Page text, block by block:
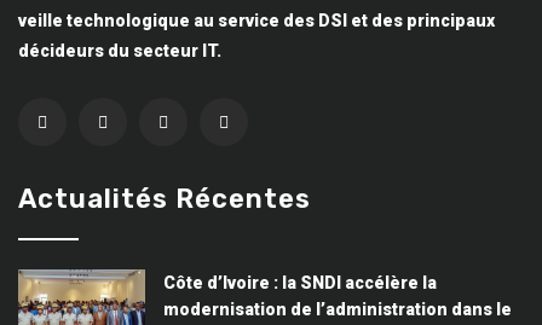
veille technologique au service des DSI et des principaux
décideurs du secteur IT.
Actualités Récentes
Côte d’Ivoire : la SNDI accélère la
modernisation de l’administration dans le